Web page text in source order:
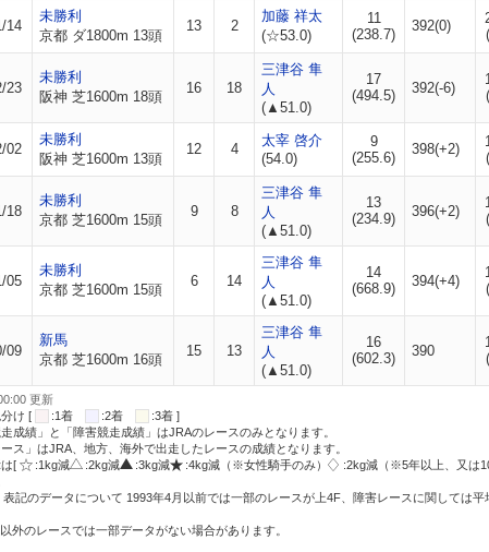
14
未勝利
京都 ダ1800m 13頭
13 2
加藤 祥太
(☆53.0)
11
(238.7)
392(0)
23
未勝利
阪神 芝1600m 18頭
16 18
三津谷 隼
人
(▲51.0)
17
(494.5)
392(-6)
02
未勝利
阪神 芝1600m 13頭
12 4
太宰 啓介
(54.0)
9
(255.6)
398(+2)
18
未勝利
京都 芝1600m 15頭
9 8
三津谷 隼
人
(▲51.0)
13
(234.9)
396(+2)
05
未勝利
京都 芝1600m 15頭
6 14
三津谷 隼
人
(▲51.0)
14
(668.9)
394(+4)
09
新馬
京都 芝1600m 16頭
15 13
三津谷 隼
人
(▲51.0)
16
(602.3)
390
更新
け [
:1着 :2着
:3着 ]
成績」と「障害競走成績」はJRAのレースのみとなります。
ス」はJRA、地方、海外で出走したレースの成績となります。
[
:1kg減 :2kg減 :3kg減 :4kg減（※女性騎手のみ）
:2kg減（※5年以上、又は
記のデータについて 1993年4月以前では一部のレースが上4F、障害レースに関しては
外のレースでは一部データがない場合があります。